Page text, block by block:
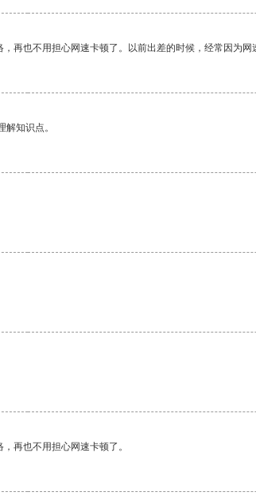
再也不用担心网速卡顿了。以前出差的时候，经常因为
知识点。
再也不用担心网速卡顿了。